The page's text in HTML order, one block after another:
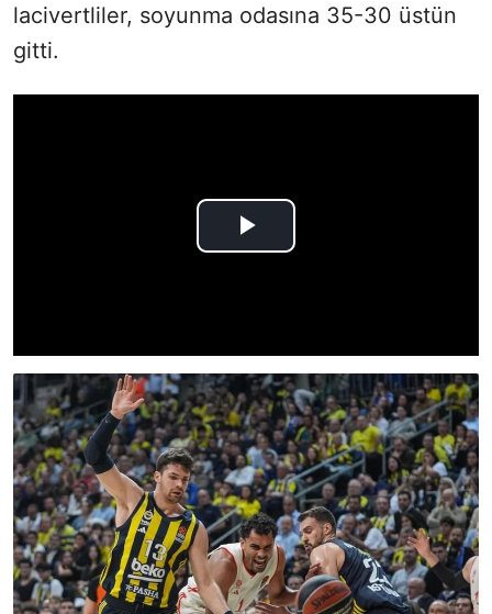
lacivertliler, soyunma odasına 35-30 üstün
gitti.